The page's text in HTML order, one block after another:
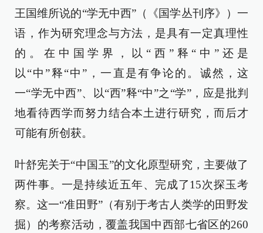
王国维所说的“学无中西”（《国学丛刊序》）一
语，作为研究理念与方法，是具有一定真理性
的。在中国学界，以“西”释“中”还是
以“中”释“中”，一直是有争论的。诚然，这
一“学无中西”、以“西”释“中”之“学”，应是批判
地看待西学而努力结合本土进行研究，而后才
可能有所创获。
叶舒宪关于“中国玉”的文化原型研究，主要做了
两件事。一是持续近五年、完成了15次探玉考
察。这一“准田野”（有别于考古人类学的田野发
掘）的考察活动，覆盖我国中西部七省区的260